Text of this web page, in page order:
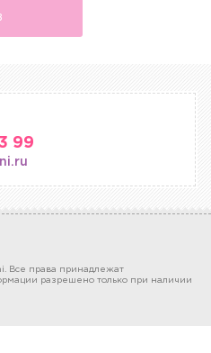
99
Все права принадлежат
разрешено только при наличии